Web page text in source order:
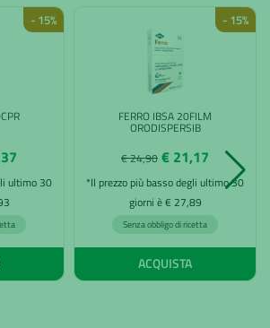
- 15%
ultimo 30
- 15%
FERRO IBSA 20FILM
ORODISPERSIB
€ 24,90 € 21,17
*Il prezzo più basso degli ultimo 30
giorni è € 27,89
Senza obbligo di ricetta
ACQUISTA